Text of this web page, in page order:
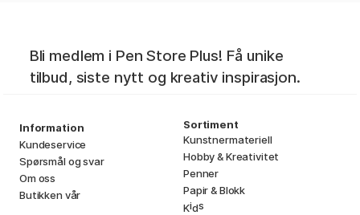
Bli medlem i Pen Store Plus! Få unike
tilbud, siste nytt og kreativ inspirasjon.
Information
Kundeservice
Spørsmål og svar
Om oss
Butikken vår
Sortiment
Kunstnermateriell
Hobby & Kreativitet
Penner
Papir & Blokk
Kids